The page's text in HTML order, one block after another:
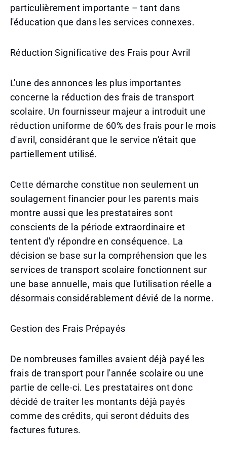
particulièrement importante – tant dans
l'éducation que dans les services connexes.
Réduction Significative des Frais pour Avril
L'une des annonces les plus importantes
concerne la réduction des frais de transport
scolaire. Un fournisseur majeur a introduit une
réduction uniforme de 60% des frais pour le mois
d'avril, considérant que le service n'était que
partiellement utilisé.
Cette démarche constitue non seulement un
soulagement financier pour les parents mais
montre aussi que les prestataires sont
conscients de la période extraordinaire et
tentent d'y répondre en conséquence. La
décision se base sur la compréhension que les
services de transport scolaire fonctionnent sur
une base annuelle, mais que l'utilisation réelle a
désormais considérablement dévié de la norme.
Gestion des Frais Prépayés
De nombreuses familles avaient déjà payé les
frais de transport pour l'année scolaire ou une
partie de celle-ci. Les prestataires ont donc
décidé de traiter les montants déjà payés
comme des crédits, qui seront déduits des
factures futures.